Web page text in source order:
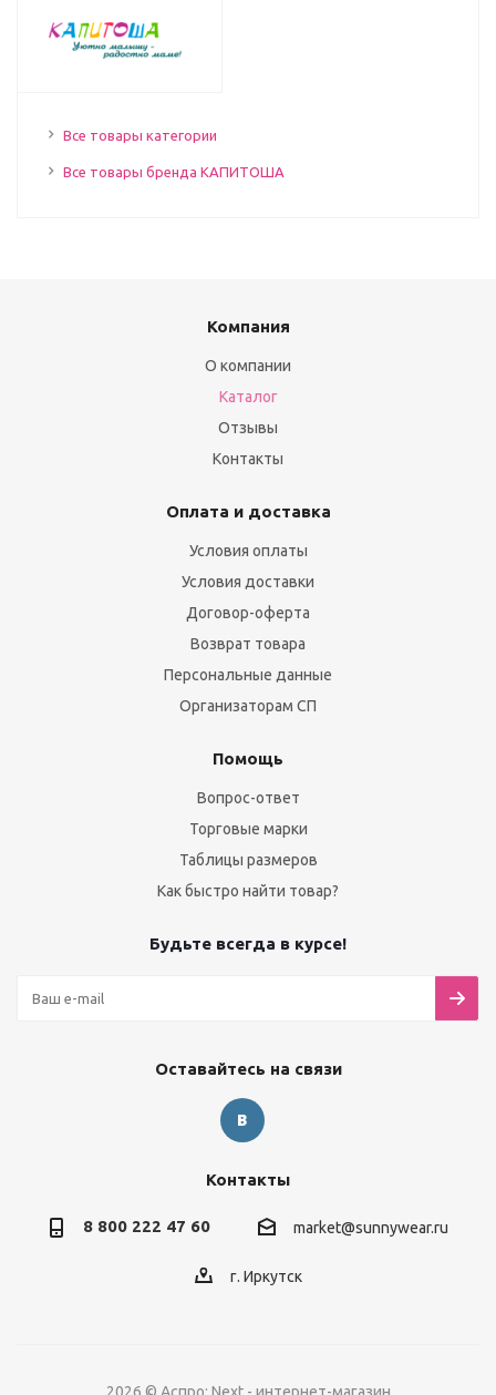
Все товары категории
Все товары бренда КАПИТОША
Компания
О компании
Каталог
Отзывы
Контакты
Оплата и доставка
Условия оплаты
Условия доставки
Договор-оферта
Возврат товара
Персональные данные
Организаторам СП
Помощь
Вопрос-ответ
Торговые марки
Таблицы размеров
Как быстро найти товар?
Будьте всегда в курсе!
Оставайтесь на связи
Контакты
8 800 222 47 60 market@sunnywear.ru
г. Иркутск